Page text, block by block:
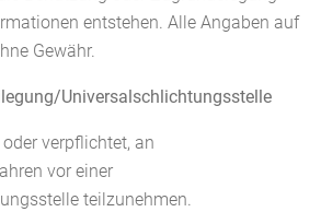
entstehen. Alle Angaben auf
Gewähr.
Universal­schlichtungs­stelle
verpflichtet, an
vor einer
teilzunehmen.